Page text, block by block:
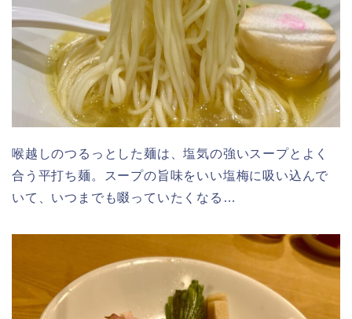
喉越しのつるっとした麺は、塩気の強いスープとよく
合う平打ち麺。スープの旨味をいい塩梅に吸い込んで
いて、いつまでも啜っていたくなる…